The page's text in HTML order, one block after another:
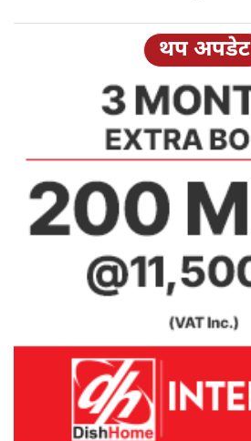
थप अपडेट